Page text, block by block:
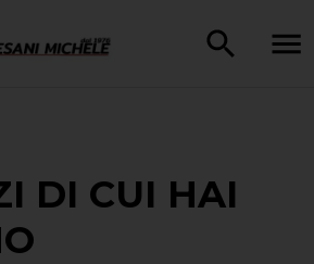
DI CUI HAI